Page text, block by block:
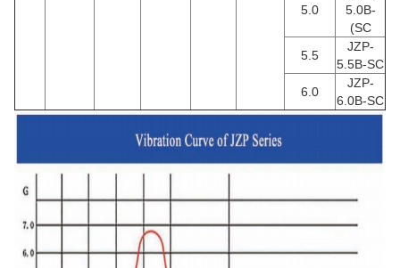
5.0B-
SC)
5.0
JZP-
5.5B-SC
5.5
JZP-
6.0B-SC
6.0